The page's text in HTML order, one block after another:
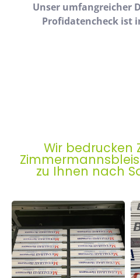
Unser umfangreicher
Profidatencheck ist
Wir bedrucken
zu Ihnen nach